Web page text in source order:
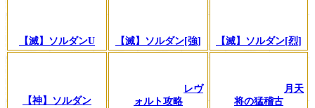
【滅】ソルダンU 【滅】ソルダン[強] 【滅】ソルダン[烈]
【神】ソルダン
レヴ
ォルト攻略
月天
将の猛稽古